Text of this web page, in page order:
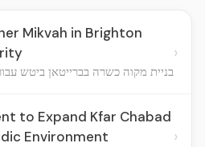
Mikvah in Brighton
בניית מקוה כשרה בברייטאן ביטש
›
to Expand Kfar Chabad
Environment
›